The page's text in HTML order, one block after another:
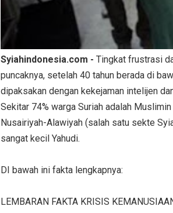
Syiahindonesia.com - Tingkat frustrasi
puncaknya, setelah 40 tahun berada di
dipaksakan dengan kekejaman intelijen
Sekitar 74% warga Suriah adalah
Nusairiyah-Alawiyah (salah satu sekte
sangat kecil Yahudi.
DI bawah ini fakta lengkapnya:
LEMBARAN FAKTA KRISIS